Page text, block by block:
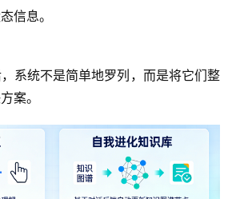
信息。
系统不是简单地罗列，而是将它们整
案。